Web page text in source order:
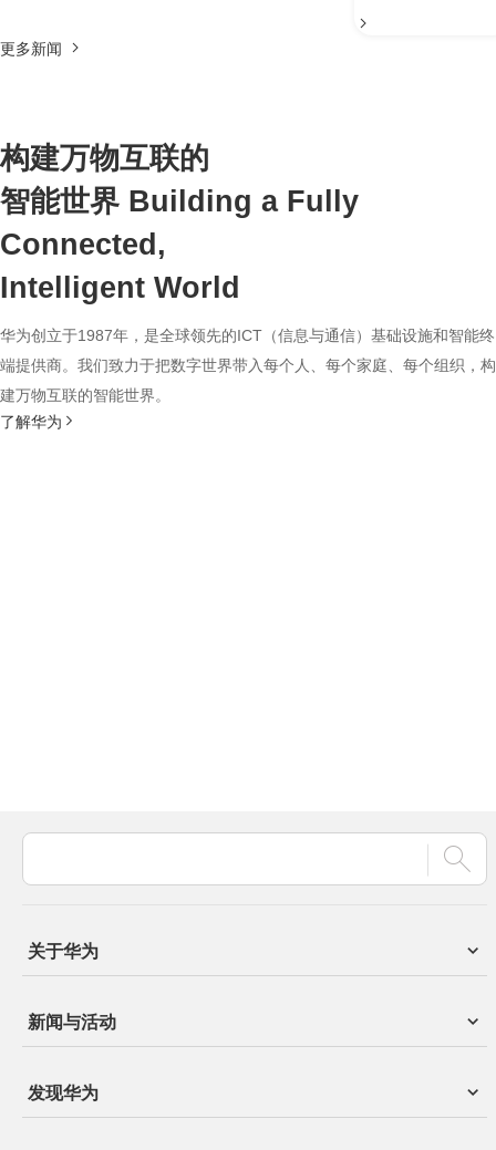
更多新闻
构建万物互联的
智能世界 Building a Fully
Connected,
Intelligent World
华为创立于1987年，是全球领先的ICT（信息与通信）基础设施和智能终
端提供商。我们致力于把数字世界带入每个人、每个家庭、每个组织，构
建万物互联的智能世界。
了解华为
关于华为
新闻与活动
发现华为